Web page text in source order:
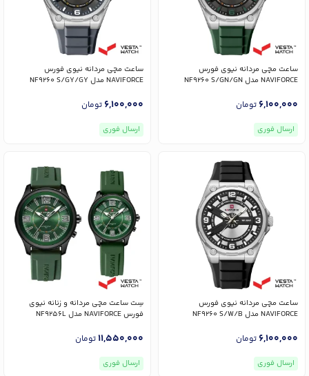
ساعت مچی مردانه نیوی فورس
NAVIFORCE مدل NF9260 S/GN/GN
6,100,000 تومان
ارسال فوری
ساعت مچی مردانه نیوی فورس
NAVIFORCE مدل NF9260 S/GY/GY
6,100,000 تومان
ارسال فوری
ساعت مچی مردانه نیوی فورس
NAVIFORCE مدل NF9260 S/W/B
6,100,000 تومان
ارسال فوری
سِت ساعت مچی مردانه و زنانه نیوی
فورس NAVIFORCE مدل NF9256L
11,550,000تومان
ارسال فوری